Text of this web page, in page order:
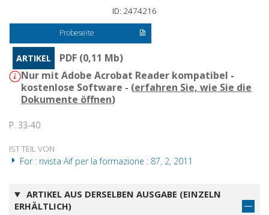
ID: 2474216
Probeseite
ARTIKEL
PDF (0,11 Mb)
Nur mit Adobe Acrobat Reader kompatibel -
kostenlose Software - (erfahren Sie, wie Sie die
Dokumente öffnen)
P. 33-40
IST TEIL VON
For : rivista Aif per la formazione : 87, 2, 2011
ARTIKEL AUS DERSELBEN AUSGABE (EINZELN
ERHÄLTLICH)